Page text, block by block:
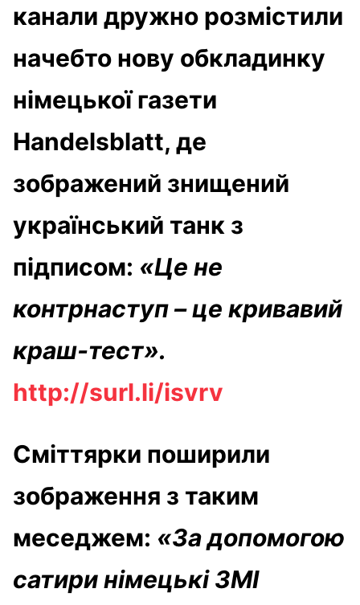
канали дружно розмістили
начебто нову обкладинку
німецької газети
Handelsblatt, де
зображений знищений
український танк з
підписом: «Це не
контрнаступ – це кривавий
краш-тест».
http://surl.li/isvrv
Сміттярки поширили
зображення з таким
меседжем: «За допомогою
сатири німецькі ЗМІ